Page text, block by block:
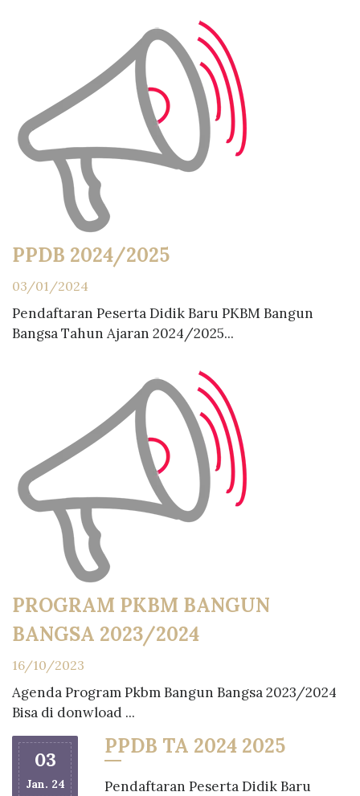
PPDB 2024/2025
03/01/2024
Pendaftaran Peserta Didik Baru PKBM Bangun
Bangsa Tahun Ajaran 2024/2025...
PROGRAM PKBM BANGUN
BANGSA 2023/2024
16/10/2023
Agenda Program Pkbm Bangun Bangsa 2023/2024
Bisa di donwload ...
03
Jan. 24
PPDB TA 2024 2025
Pendaftaran Peserta Didik Baru